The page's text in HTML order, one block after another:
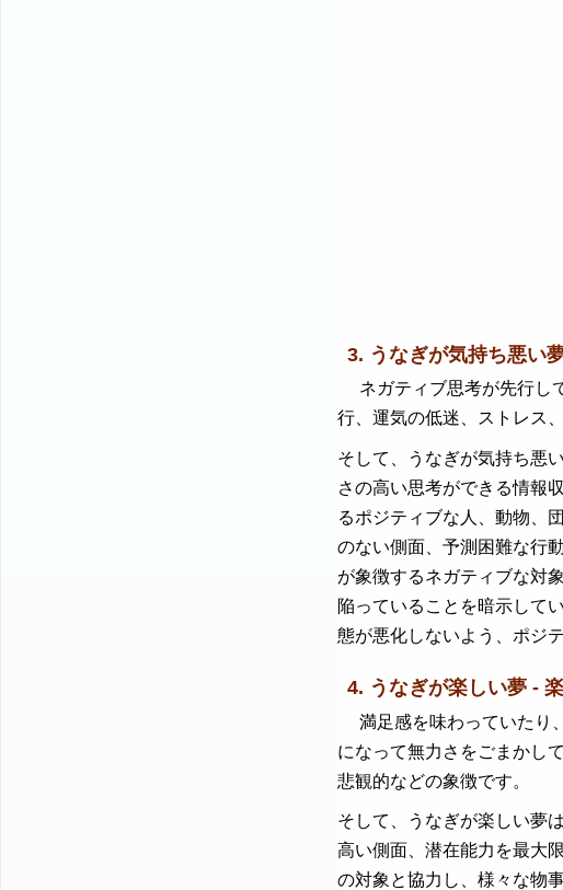
3. うなぎが気持ち悪い
ネガティブ思考が先行し
行、運気の低迷、ストレス
そして、うなぎが気持ち悪
さの高い思考ができる情報
るポジティブな人、動物、
のない側面、予測困難な行
が象徴するネガティブな対
陥っていることを暗示して
態が悪化しないよう、ポジ
4. うなぎが楽しい夢 -
満足感を味わっていたり
になって無力さをごまかし
悲観的などの象徴です。
そして、うなぎが楽しい夢
高い側面、潜在能力を最大
の対象と協力し、様々な物